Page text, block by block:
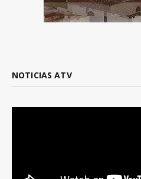
NOTICIAS ATV